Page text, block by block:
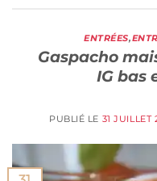
ENTRÉES,
Gaspacho
IG bas
PUBLIÉ LE 31 JUILLET